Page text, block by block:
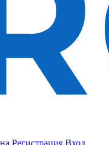
Регистрация Вход